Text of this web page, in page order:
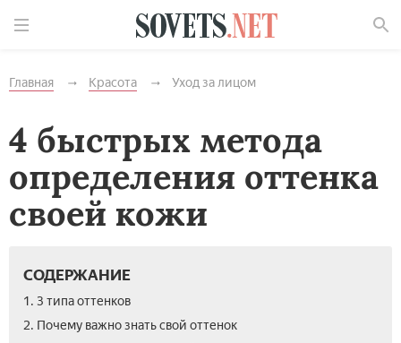
Главная Красота Уход за лицом
4 быстрых метода
определения оттенка
своей кожи
СОДЕРЖАНИЕ
1. 3 типа оттенков
2. Почему важно знать свой оттенок